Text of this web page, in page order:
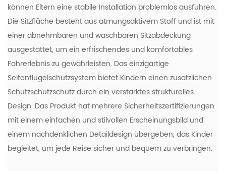
können Eltern eine stabile Installation problemlos ausführen.
Die Sitzfläche besteht aus atmungsaktivem Stoff und ist mit
einer abnehmbaren und waschbaren Sitzabdeckung
ausgestattet, um ein erfrischendes und komfortables
Fahrerlebnis zu gewährleisten. Das einzigartige
Seitenflügelschutzsystem bietet Kindern einen zusätzlichen
Schutzschutzschutz durch ein verstärktes strukturelles
Design. Das Produkt hat mehrere Sicherheitszertifizierungen
mit einem einfachen und stilvollen Erscheinungsbild und
einem nachdenklichen Detaildesign übergeben, das Kinder
begleitet, um jede Reise sicher und bequem zu verbringen.